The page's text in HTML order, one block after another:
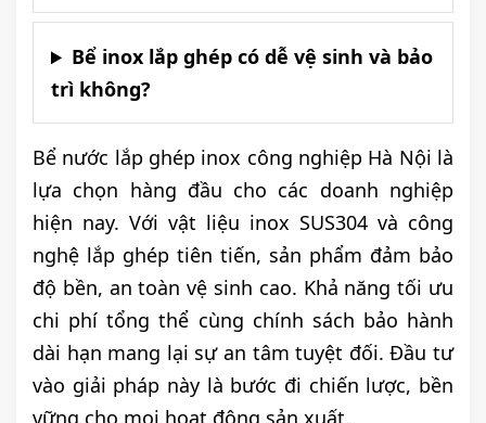
Bể inox lắp ghép có dễ vệ sinh và bảo
trì không?
Bể nước lắp ghép inox công nghiệp Hà Nội là
lựa chọn hàng đầu cho các doanh nghiệp
hiện nay. Với vật liệu inox SUS304 và công
nghệ lắp ghép tiên tiến, sản phẩm đảm bảo
độ bền, an toàn vệ sinh cao. Khả năng tối ưu
chi phí tổng thể cùng chính sách bảo hành
dài hạn mang lại sự an tâm tuyệt đối. Đầu tư
vào giải pháp này là bước đi chiến lược, bền